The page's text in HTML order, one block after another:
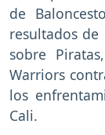
de
resultados
sobre
Warriors
los
Cali.